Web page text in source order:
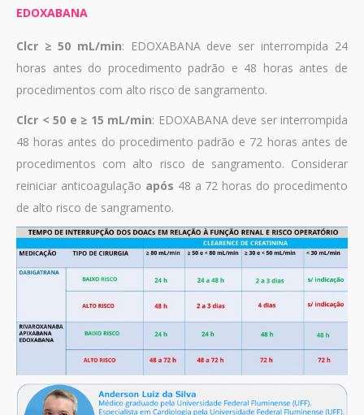
EDOXABANA
Clcr ≥ 50 mL/min: EDOXABANA deve ser interrompida 24
horas antes do procedimento padrão e 48 horas antes de
procedimentos com alto risco de sangramento.
Clcr < 50 e ≥ 15 mL/min: EDOXABANA deve ser interrompida
48 horas antes do procedimento padrão e 72 horas antes de
procedimentos com alto risco de sangramento. Considerar
reiniciar anticoagulação após 48 a 72 horas do procedimento
de alto risco de sangramento.